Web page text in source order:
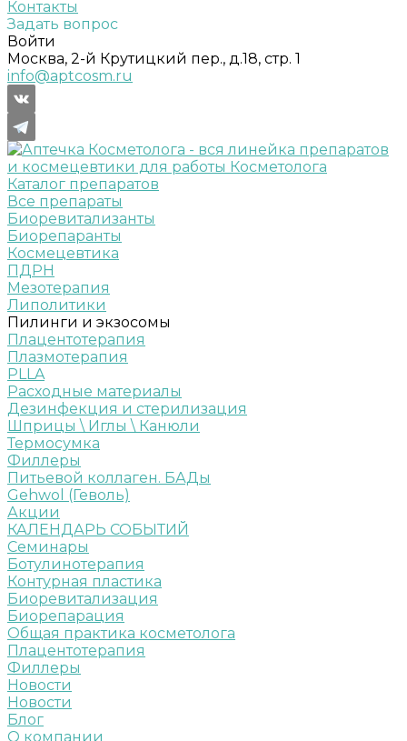
Контакты
Задать вопрос
Войти
Москва, 2-й Крутицкий пер., д.18, стр. 1
info@aptcosm.ru
Каталог препаратов
Все препараты
Биоревитализанты
Биорепаранты
Космецевтика
ПДРН
Мезотерапия
Липолитики
Пилинги и экзосомы
Плацентотерапия
Плазмотерапия
PLLA
Расходные материалы
Дезинфекция и стерилизация
Шприцы \ Иглы \ Канюли
Термосумка
Филлеры
Питьевой коллаген. БАДы
Gehwol (Геволь)
Акции
КАЛЕНДАРЬ СОБЫТИЙ
Семинары
Ботулинотерапия
Контурная пластика
Биоревитализация
Биорепарация
Общая практика косметолога
Плацентотерапия
Филлеры
Новости
Новости
Блог
О компании